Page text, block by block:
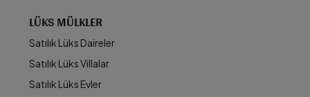
LÜKS MÜLKLER
Satılık Lüks Daireler
Satılık Lüks Villalar
Satılık Lüks Evler